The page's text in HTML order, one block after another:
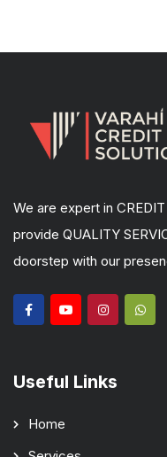
We are expert in CREDIT
provide QUALITY
doorstep with our
Useful Links
Home